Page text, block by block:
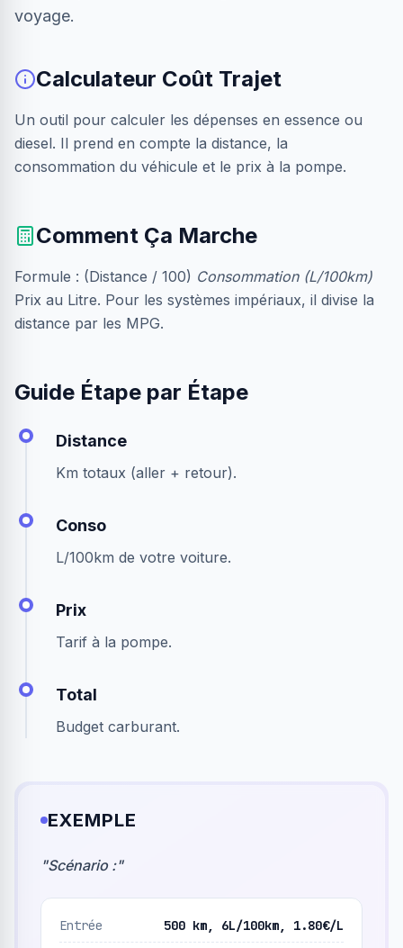
voyage.
Calculateur Coût Trajet
Un outil pour calculer les dépenses en essence ou
diesel. Il prend en compte la distance, la
consommation du véhicule et le prix à la pompe.
Comment Ça Marche
Formule : (Distance / 100) Consommation (L/100km)
Prix au Litre. Pour les systèmes impériaux, il divise la
distance par les MPG.
Guide Étape par Étape
Distance
Km totaux (aller + retour).
Conso
L/100km de votre voiture.
Prix
Tarif à la pompe.
Total
Budget carburant.
EXEMPLE
"Scénario :"
Entrée 500 km, 6L/100km, 1.80€/L